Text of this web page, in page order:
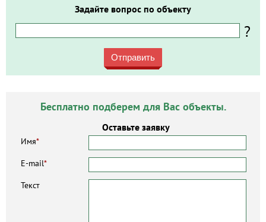
Задайте вопрос по объекту
?
Отправить
Бесплатно подберем для Вас объекты.
Оставьте заявку
Имя*
E-mail*
Текст